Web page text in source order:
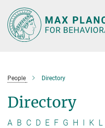
Main-
Content
People Directory
Directory
A B C D E F G H I K L